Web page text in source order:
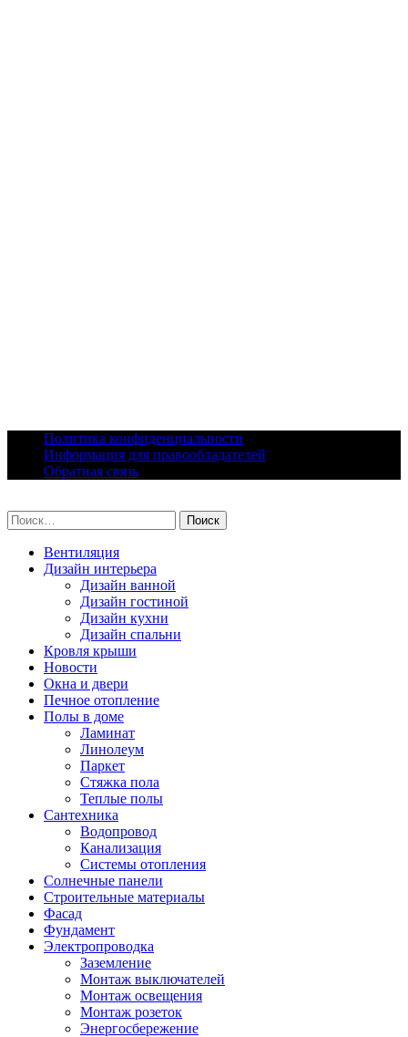
content
Политика конфиденциальности
Информация для правообладателей
Обратная связь
Найти:
Вентиляция
Дизайн интерьера
Дизайн ванной
Дизайн гостиной
Дизайн кухни
Дизайн спальни
Кровля крыши
Новости
Окна и двери
Печное отопление
Полы в доме
Ламинат
Линолеум
Паркет
Стяжка пола
Теплые полы
Сантехника
Водопровод
Канализация
Системы отопления
Солнечные панели
Строительные материалы
Фасад
Фундамент
Электропроводка
Заземление
Монтаж выключателей
Монтаж освещения
Монтаж розеток
Энергосбережение